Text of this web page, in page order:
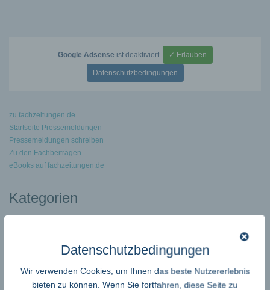
Google Adsense ist deaktiviert. ✓ Erlauben
Datenschutzbedingungen
zu fachzeitungen.de
Startseite Pressemeldungen
Pressemeldungen schreiben
Zu den Fachbeiträgen
eBooks auf fachzeitungen.de
Kategorien
Allgemein Sonstiges
Archaeologie Geschichte Geographie
Audio – Video – TV – Radio
Auto – Motorrad – Motorgeräte
Banken – Kredit – Finanzberatung
Datenschutzbedingungen
Wir verwenden Cookies, um Ihnen das beste Nutzererlebnis
bieten zu können. Wenn Sie fortfahren, diese Seite zu